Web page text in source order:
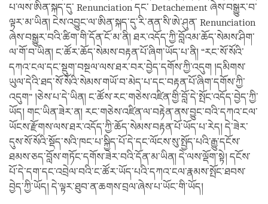
པ་ལས་ཨིན་སྐད་དུ་ Renunciation དང་ Detachement ཞེས་བསྒྱུར་བ་
ལྟར་མ་ཡིན། ངེས་འབྱུང་ལ་ཨིན་སྐད་དུ་རི་ནན་སི་ཨེ་ཤུན་ Renunciation
ཞེས་བསྒྱུར་བའི་ཚིག་གི་དོན་ངོ་མ་ནི། ཐར་འདོད་ཀྱི་བློའམ་ཆོད་སེམས་ཤིག་
ལ་གོ་བ་ཡིན། ང་ཚོར་ཆོད་སེམས་བརྟན་པོ་ཞིག་ཡོད་པ་ནི། “རང་སོ་སོའི་
དཀའ་ངལ་དང་སྡུག་བསྔལ་ལས་ཐར་བར་བྱེད་དགོས་ཀྱི་འདུག །དམིགས་
ཡུལ་དེའི་ཐད་སོ་སོའི་སེམས་གཡོ་བ་མེད་པ་དང་བརྟན་པོ་ཞིག་དགོས་ཀྱི་
འདུག” །ཅེས་པ་དེ་ཡིན། ང་ཚོས་རང་གཅེས་འཛིན་གྱི་བློ་དེ་སྤོང་འདོད་བྱེད་ཀྱི་
ཡོད། གང་ཡིན་ཟེར་ན། རང་གཅེས་འཛིན་ལ་བརྟེན་ནས་བྱུང་བའི་དཀའ་ངལ་
ཡོངས་རྫོགས་ལས་ཐར་འདོད་ཀྱི་ཆོད་སེམས་བརྟན་པོ་ཡོད་པ་རེད། དེ་ཟེར་
དུས་སོ་སོའི་སྡོད་སའི་ཁང་པ་སྐྱིད་པོ་དེ་དང་ལོངས་སུ་སྤྱོད་པའི་རྒྱུ་དངོས་
ཐམས་ཅད་བློས་གཏོང་དགོས་ཟེར་བའི་དོན་མ་ཡིན། དེ་ལས་ལྡོག་སྟེ། དངོས་
པོ་དེ་དག་དང་འབྲེལ་བའི་ང་ཚོར་ཡོད་པའི་དཀའ་ངལ་རྣམས་སྤོང་ཐབས་
བྱེད་ཀྱི་ཡོད། དེ་ལྟར་ཐུབ་ན་ཆགས་བྲལ་ཞེས་པ་ཡོང་གི་ཡོད།